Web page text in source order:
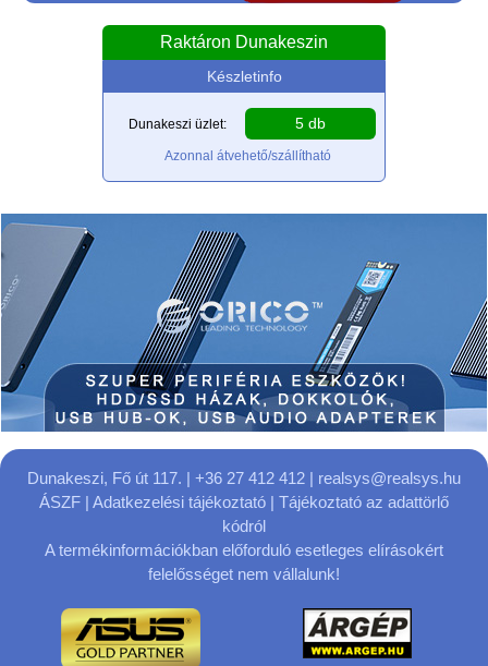
Raktáron Dunakeszin
Készletinfo
Dunakeszi üzlet: 5 db
Azonnal átvehető/szállítható
Dunakeszi, Fő út 117. | +36 27 412 412 | realsys@realsys.hu
ÁSZF | Adatkezelési tájékoztató | Tájékoztató az adattörlő
kódról
A termékinformációkban előforduló esetleges elírásokért
felelősséget nem vállalunk!